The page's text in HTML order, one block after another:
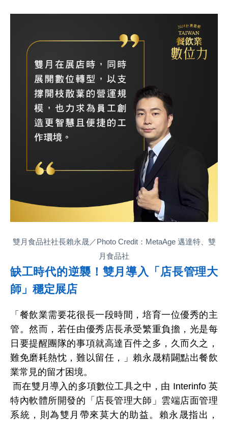
雙月食品社社長賴永晟／Photo Credit：MetaAge 邁達特、雙
月食品社
缺工時代的逆襲！雙月導入「店長管理大
師」穩定展店
「餐飲業需要花很長一段時間，培育一位優秀的主
管。然而，若任由優秀店長承受繁重負擔，光是每
日要提醒團隊的事項就高達百件之多，久而久之，
難免磨耗熱忱，難以留任，」賴永晟精闢點出餐飲
業常見的留才困境。
而在雙月導入的多項數位工具之中，由 Interinfo 英
特內軟體所開發的「店長管理大師」雲端店面管理
系統，則為雙月帶來莫大的助益。賴永晟指出，